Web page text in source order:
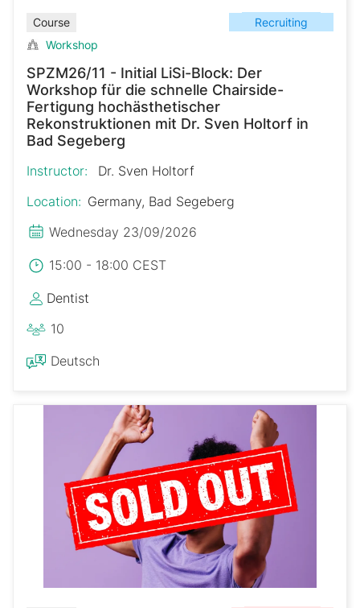
Course
Recruiting
Workshop
SPZM26/11 - Initial LiSi-Block: Der
Workshop für die schnelle Chairside-
Fertigung hochästhetischer
Rekonstruktionen mit Dr. Sven Holtorf in
Bad Segeberg
Instructor:
Dr. Sven Holtorf
Location: Germany, Bad Segeberg
Wednesday 23/09/2026
15:00 - 18:00 CEST
Dentist
10
Deutsch